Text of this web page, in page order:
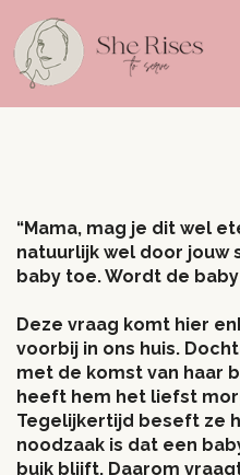
“Mama, mag je dit wel
natuurlijk wel door jouw
baby toe. Wordt de baby
Deze vraag komt hier
voorbij in ons huis.
met de komst van haar
heeft hem het liefst
Tegelijkertijd beseft ze
noodzaak is dat een
buik blijft. Daarom